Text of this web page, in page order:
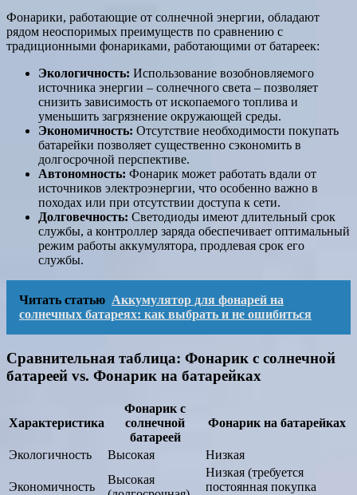
Фонарики, работающие от солнечной энергии, обладают
рядом неоспоримых преимуществ по сравнению с
традиционными фонариками, работающими от батареек:
Экологичность: Использование возобновляемого
источника энергии – солнечного света – позволяет
снизить зависимость от ископаемого топлива и
уменьшить загрязнение окружающей среды.
Экономичность: Отсутствие необходимости покупать
батарейки позволяет существенно сэкономить в
долгосрочной перспективе.
Автономность: Фонарик может работать вдали от
источников электроэнергии, что особенно важно в
походах или при отсутствии доступа к сети.
Долговечность: Светодиоды имеют длительный срок
службы, а контроллер заряда обеспечивает оптимальный
режим работы аккумулятора, продлевая срок его
службы.
Читать статью Аккумулятор для фонарей на
солнечных батареях: как выбрать и не ошибиться
Сравнительная таблица: Фонарик с солнечной
батареей vs. Фонарик на батарейках
Характеристика
Фонарик с
солнечной
батареей
Фонарик на батарейках
Экологичность Высокая Низкая
Экономичность
Высокая
Низкая (требуется
постоянная покупка